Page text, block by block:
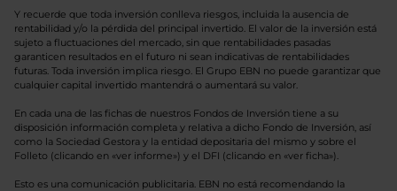
Y recuerde que toda inversión conlleva riesgos, incluida la ausencia de
rentabilidad y/o la pérdida del principal invertido. El valor de la inversión está
sujeto a fluctuaciones del mercado, sin que rentabilidades pasadas
garanticen resultados en el futuro ni sean indicativas de rentabilidades
futuras. Toda inversión implica riesgo. El Grupo EBN no puede garantizar que
cualquier capital invertido mantendrá o aumentará su valor.
En cada una de las fichas de nuestros Fondos de Inversión tiene a su
disposición información completa y relativa a dicho Fondo de Inversión, así
como la Sociedad Gestora y la entidad depositaria del mismo y sobre el
Folleto (clicando en «ver informe») y el DFI (clicando en «ver ficha»).
Esto es una comunicación publicitaria. EBN no está recomendando la